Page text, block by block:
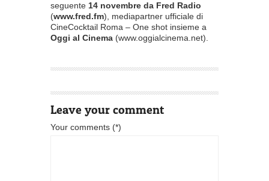
seguente 14 novembre da Fred Radio
(www.fred.fm), mediapartner ufficiale di
CineCocktail Roma – One shot insieme a
Oggi al Cinema (www.oggialcinema.net).
Leave your comment
Your comments (*)